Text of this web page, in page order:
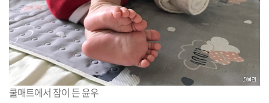
쿨매트에서 잠이 든 윤우